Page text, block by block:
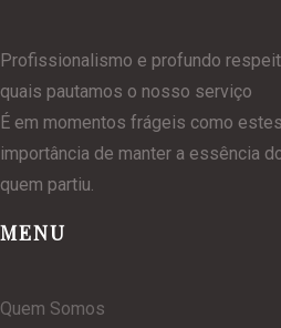
Profissionalismo e profundo
quais pautamos o nosso serviço
É em momentos frágeis como
importância de manter a essência
quem partiu.
MENU
Quem Somos